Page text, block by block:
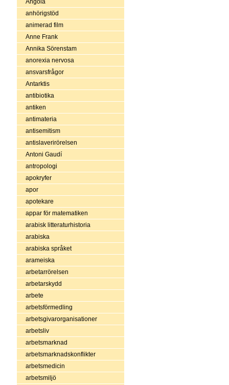
Angola
anhörigstöd
animerad film
Anne Frank
Annika Sörenstam
anorexia nervosa
ansvarsfrågor
Antarktis
antibiotika
antiken
antimateria
antisemitism
antislaverirörelsen
Antoni Gaudí
antropologi
apokryfer
apor
apotekare
appar för matematiken
arabisk litteraturhistoria
arabiska
arabiska språket
arameiska
arbetarrörelsen
arbetarskydd
arbete
arbetsförmedling
arbetsgivarorganisationer
arbetsliv
arbetsmarknad
arbetsmarknadskonflikter
arbetsmedicin
arbetsmiljö